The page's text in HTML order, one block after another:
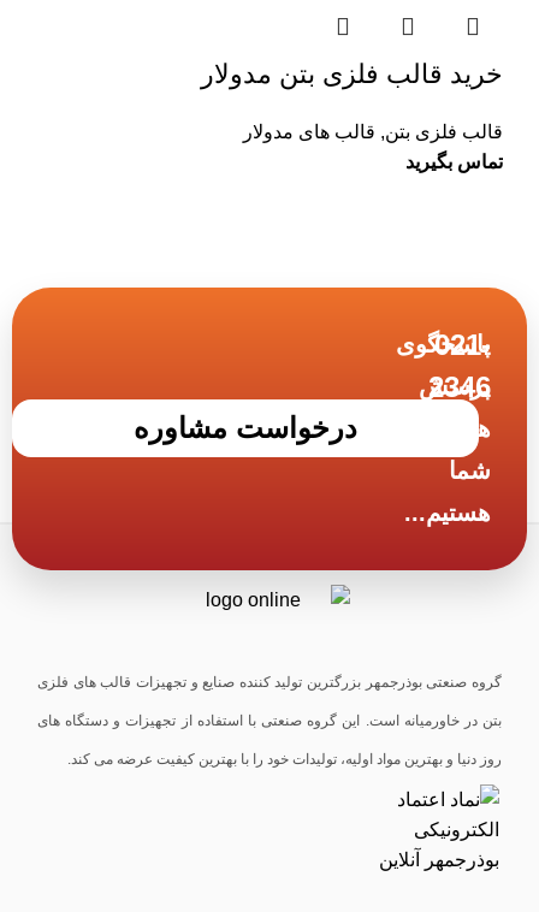
خرید قالب فلزی بتن مدولار
قالب فلزی بتن, قالب های مدولار
درخواست مشاوره
پاسخگوی
پرسش
های
شما
هستیم...
021-
2346
گروه صنعتی بوذرجمهر بزرگترین تولید کننده صنایع و تجهیزات قالب های فلزی
بتن در خاورمیانه است. این گروه صنعتی با استفاده از تجهیزات و دستگاه های
روز دنیا و بهترین مواد اولیه، تولیدات خود را با بهترین کیفیت عرضه می کند.